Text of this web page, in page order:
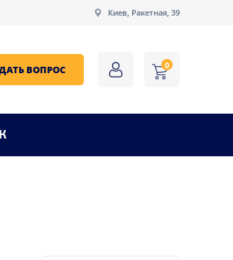
Киев, Ракетная, 39
ВОПРОС 0